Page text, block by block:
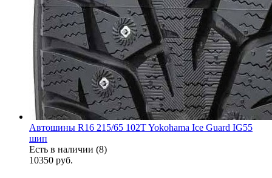
Автошины R16 215/65 102T Yokohama Ice Guard IG55
шип
Есть в наличии (8)
10350 руб.